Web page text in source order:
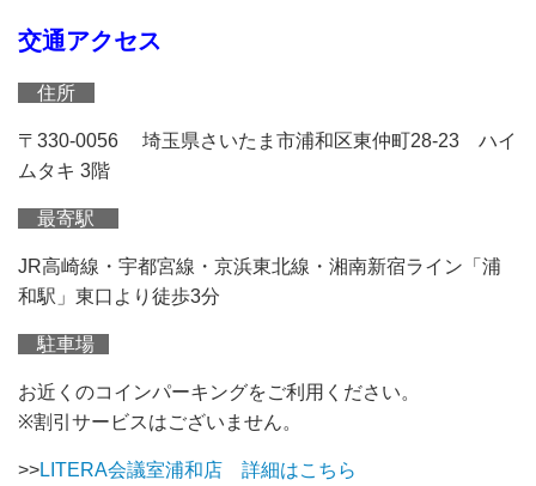
交通アクセス
住所
〒330-0056 埼玉県さいたま市浦和区東仲町28-23 ハイ
ムタキ 3階
最寄駅
JR高崎線・宇都宮線・京浜東北線・湘南新宿ライン「浦
和駅」東口より徒歩3分
駐車場
お近くのコインパーキングをご利用ください。
※割引サービスはございません。
>>LITERA会議室浦和店 詳細はこちら